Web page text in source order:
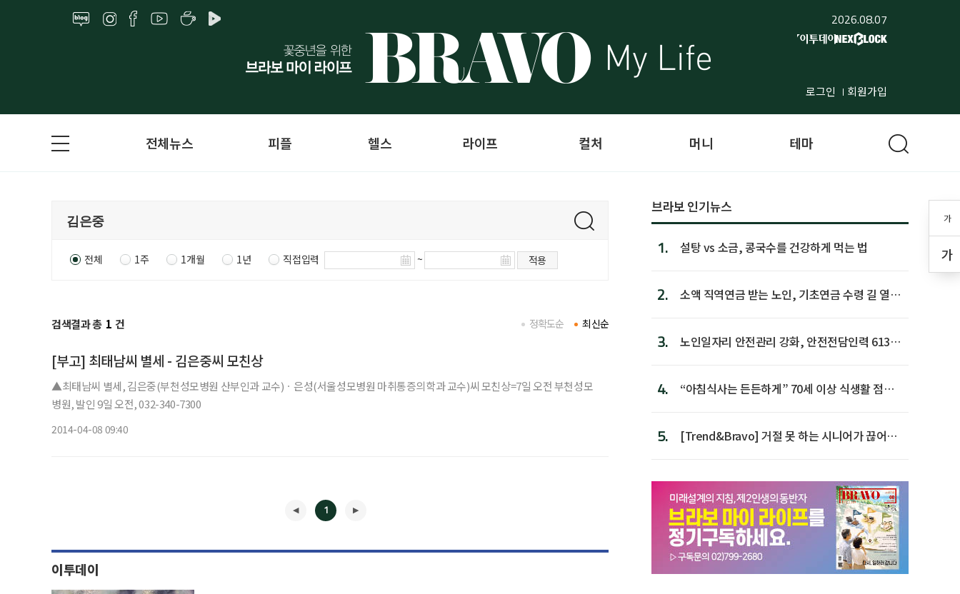
2026.08.07
로그인 회원가입
가
가
전체뉴스 피플 헬스 라이프 컬처 머니 테마
전체 1주 1개월 1년 직접입력 ~ 적용
검색결과 총 1 건 최신순
정확도순
[부고] 최태남씨 별세 - 김은중씨 모친상
▲최태남씨 별세, 김은중(부천성모병원 산부인과 교수)ㆍ은성(서울성모병원 마취통증의학과 교수)씨 모친상=7일 오전 부천성모
병원, 발인 9일 오전, 032-340-7300
2014-04-08 09:40
1
이투데이
브라보 인기뉴스
1. 설탕 vs 소금, 콩국수를 건강하게 먹는 법
2.
소액 직역연금 받는 노인, 기초연금 수령 길 열린
3.
노인일자리 안전관리 강화, 안전전담인력 613명
4.
“아침식사는 든든하게” 70세 이상 식생활 점수
5.
[Trend&Bravo] 거절 못 하는 시니어가 끊어야